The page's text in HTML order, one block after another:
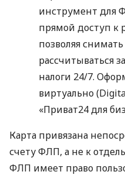
инструмент для
прямой доступ к
позволяя
рассчитываться
налоги 24/7.
виртуально
«Приват24 для
Карта привязана
счету ФЛП, а не к
ФЛП имеет право